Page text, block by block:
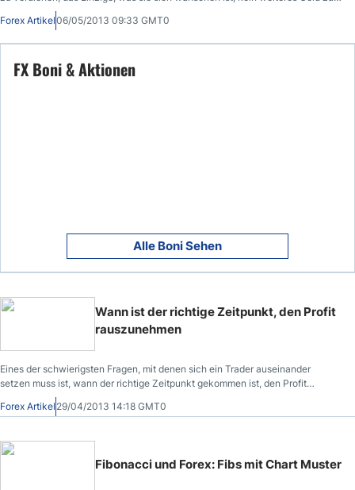
verlieren und ihre Handelskonten aus der Krise zu führen.
Forex Artikel06/05/2013 09:33 GMT0
FX Boni & Aktionen
Alle Boni Sehen
Wann ist der richtige Zeitpunkt, den Profit
rauszunehmen
Eines der schwierigsten Fragen, mit denen sich ein Trader auseinander
setzen muss ist, wann der richtige Zeitpunkt gekommen ist, den Profit
rauszunehmen.
Forex Artikel 29/04/2013 14:18 GMT0
Fibonacci und Forex: Fibs mit Chart Muster